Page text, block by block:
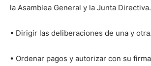
la Asamblea General y la Junta Directiva.
• Dirigir las deliberaciones de una y otra.
• Ordenar pagos y autorizar con su